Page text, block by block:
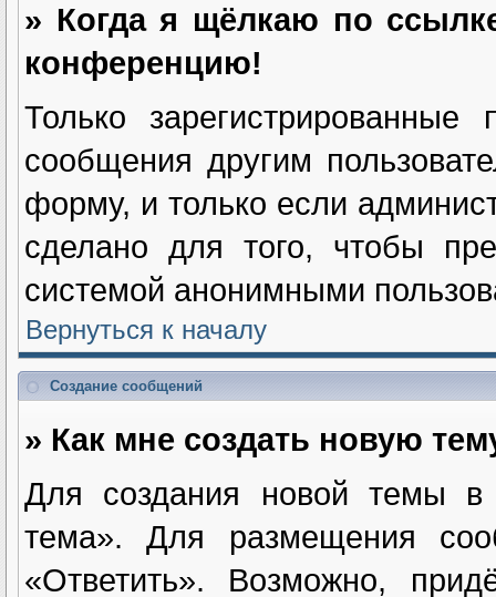
» Когда я щёлкаю по
конференцию!
Только зарегистрированные
сообщения другим
форму, и только если
сделано для того, чтобы
системой анонимными
Вернуться к началу
Создание сообщений
» Как мне создать новую
Для создания новой темы
тема». Для размещения
«Ответить». Возможно,